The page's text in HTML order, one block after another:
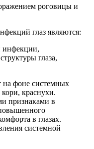
роговицы и
глаз являются:
инфекции,
глаза,
на фоне системных
краснухи.
признаками в
в глазах.
системной